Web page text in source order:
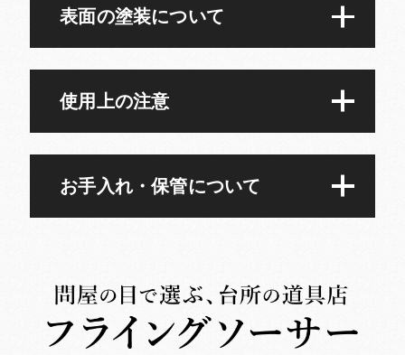
表面の塗装について
使用上の注意
お手入れ・保管について